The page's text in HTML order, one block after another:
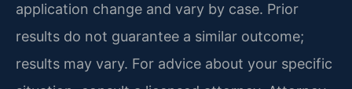
application change and vary by case. Prior
results do not guarantee a similar outcome;
results may vary. For advice about your specific